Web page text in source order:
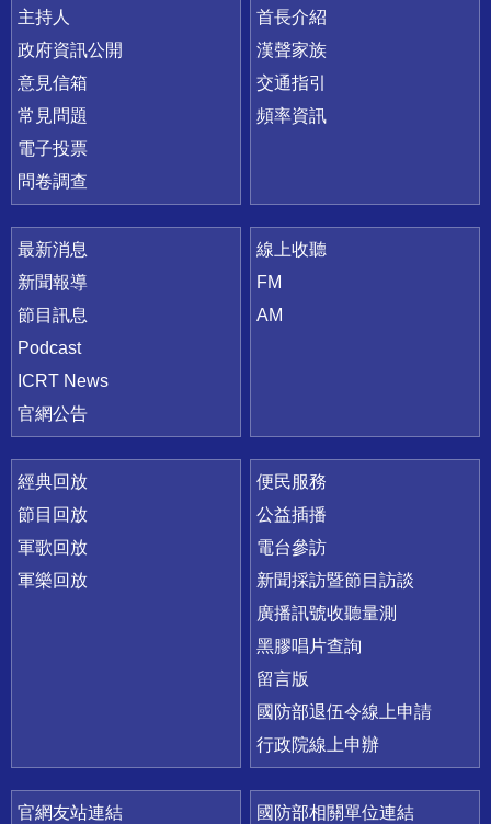
主持人
政府資訊公開
意見信箱
常見問題
電子投票
問卷調查
首長介紹
漢聲家族
交通指引
頻率資訊
最新消息
新聞報導
節目訊息
Podcast
ICRT News
官網公告
線上收聽
FM
AM
經典回放
節目回放
軍歌回放
軍樂回放
便民服務
公益插播
電台參訪
新聞採訪暨節目訪談
廣播訊號收聽量測
黑膠唱片查詢
留言版
國防部退伍令線上申請
行政院線上申辦
官網友站連結
國防部相關單位連結